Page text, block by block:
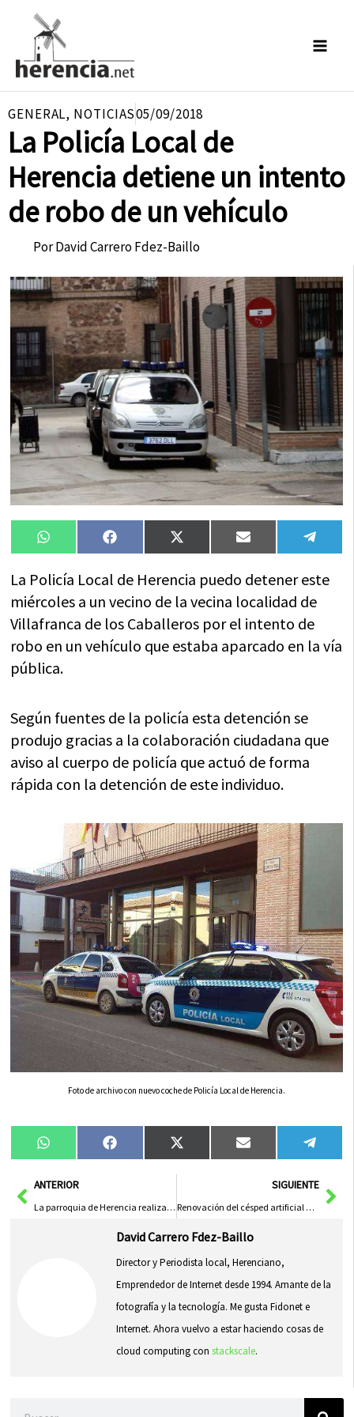
contenido
GENERAL, NOTICIAS05/09/2018
La Policía Local de
Herencia detiene un intento
de robo de un vehículo
PorDavid Carrero Fdez-Baillo
Compartir
en
WhatsAppCompartir
en
FacebookCompartir
en
X
(Twitter)
Compartir
en
Email
en
La Policía Local de Herencia puedo detener este
miércoles a un vecino de la vecina localidad de
Villafranca de los Caballeros por el intento de
robo en un vehículo que estaba aparcado en la vía
pública.
Según fuentes de la policía esta detención se
produjo gracias a la colaboración ciudadana que
aviso al cuerpo de policía que actuó de forma
rápida con la detención de este individuo.
Foto de archivo con nuevo coche de Policía Local de Herencia.
Compartir
en
WhatsAppCompartir
en
FacebookCompartir
en
X
(Twitter)
Compartir
en
Email
en
AntANTERIOR
La parroquia de Herencia realizará una peregrinación a Malagón
SIGUIENTE
Renovación del césped artificial del Fernández de la Puebla de Herencia
David Carrero Fdez-Baillo
Director y Periodista local, Herenciano,
Emprendedor de Internet desde 1994. Amante de la
fotografía y la tecnología. Me gusta Fidonet e
Internet. Ahora vuelvo a estar haciendo cosas de
cloud computing con stackscale.